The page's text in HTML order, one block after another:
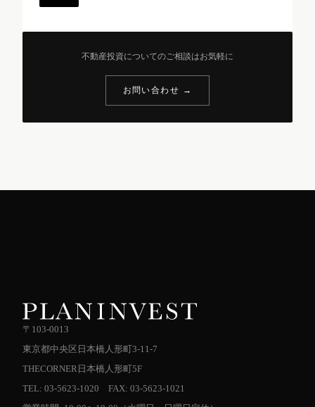
不動産投資についてのご相談はお気軽に
お問い合わせ →
〒103-0013
東京都中央区日本橋人形町3-11-7
THECORNER日本橋人形町5F
TEL: 03-5623-1020 FAX: 03-5623-1021